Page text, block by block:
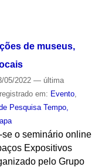
de museus,
05/2022 — última
em: Evento,
Pesquisa Tempo,
o seminário online
Expositivos
pelo Grupo